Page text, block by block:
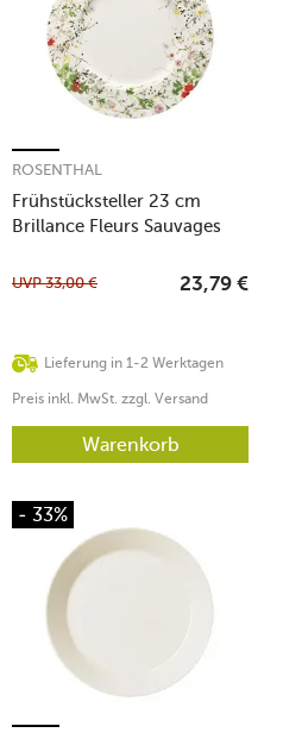
Frühstücksteller 23 cm
Brillance Fleurs Sauvages
ROSENTHAL
Lieferung in 1-2 Werktagen
UVP33,00 € 23,79 €
Preis inkl. MwSt. zzgl. Versand
Warenkorb
- 33%